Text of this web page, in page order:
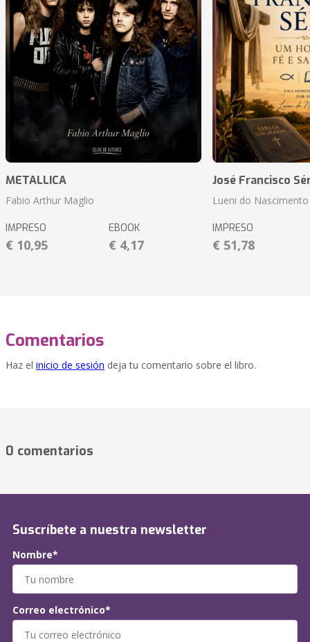
METALLICA
Fabio Arthur Maglio
IMPRESO
€ 10,95
EBOOK
€ 4,17
José Francisco
Lueni do
IMPRESO
€ 51,78
Comentarios
Haz el inicio de sesión deja tu comentario sobre el libro.
0 comentarios
Suscríbete a nuestra newsletter
Nombre*
Correo electrónico*